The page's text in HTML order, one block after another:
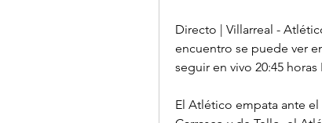
Directo | Villarreal -
encuentro se puede ver
seguir en vivo 20:45
El Atlético empata ante